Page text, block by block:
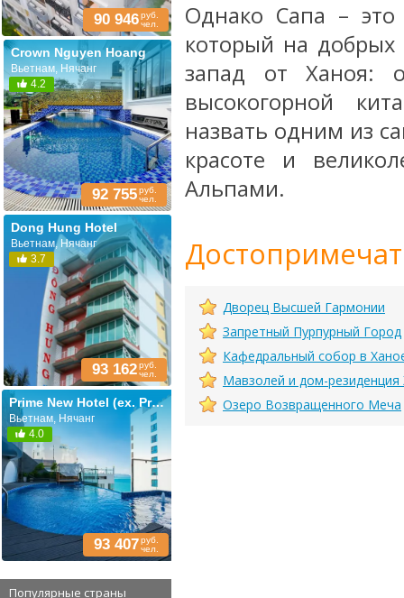
90 946руб.
чел.
Crown Nguyen Hoang
Вьетнам, Нячанг
4.2
92 755руб.
чел.
Dong Hung Hotel
Вьетнам, Нячанг
3.7
93 162руб.
чел.
Prime New Hotel (ex. Prime)
Вьетнам, Нячанг
4.0
93 407руб.
чел.
Популярные страны
Однако Сапа –
который на добрых
запад от Ханоя:
высокогорной
назвать одним из
красоте и
Альпами.
Дворец Высшей Гармонии
Запретный Пурпурный Город
Кафедральный собор в
Мавзолей и дом-
Озеро Возвращенного Меча